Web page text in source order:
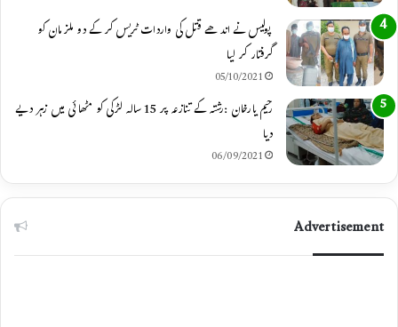
پولیس نے اندھے قتل کی واردات ٹریس کر کے دو ملزمان کو
گرفتار کر لیا
05/10/2021
رحیم یارخان :رشتہ کے تنازعہ پر 15 سالہ لڑکی کو مٹھائی میں زہر دیے
دیا
06/09/2021
Advertisement